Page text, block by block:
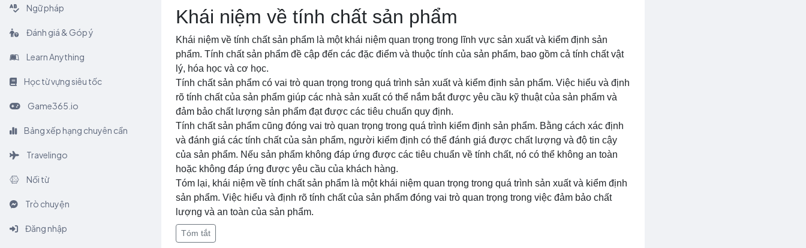
Ngữ pháp
Đánh giá & Góp ý
Learn Anything
Học từ vựng siêu tốc
Game365.io
Bảng xếp hạng chuyên cần
Travelingo
Nối từ
Trò chuyện
Đăng nhập
Khái niệm về tính chất sản phẩm
Khái niệm về tính chất sản phẩm là một khái niệm quan trọng trong lĩnh vực sản xuất và kiểm định sản
phẩm. Tính chất sản phẩm đề cập đến các đặc điểm và thuộc tính của sản phẩm, bao gồm cả tính chất vật
lý, hóa học và cơ học.
Tính chất sản phẩm có vai trò quan trọng trong quá trình sản xuất và kiểm định sản phẩm. Việc hiểu và định
rõ tính chất của sản phẩm giúp các nhà sản xuất có thể nắm bắt được yêu cầu kỹ thuật của sản phẩm và
đảm bảo chất lượng sản phẩm đạt được các tiêu chuẩn quy định.
Tính chất sản phẩm cũng đóng vai trò quan trọng trong quá trình kiểm định sản phẩm. Bằng cách xác định
và đánh giá các tính chất của sản phẩm, người kiểm định có thể đánh giá được chất lượng và độ tin cậy
của sản phẩm. Nếu sản phẩm không đáp ứng được các tiêu chuẩn về tính chất, nó có thể không an toàn
hoặc không đáp ứng được yêu cầu của khách hàng.
Tóm lại, khái niệm về tính chất sản phẩm là một khái niệm quan trọng trong quá trình sản xuất và kiểm định
sản phẩm. Việc hiểu và định rõ tính chất của sản phẩm đóng vai trò quan trọng trong việc đảm bảo chất
lượng và an toàn của sản phẩm.
Tóm tắt